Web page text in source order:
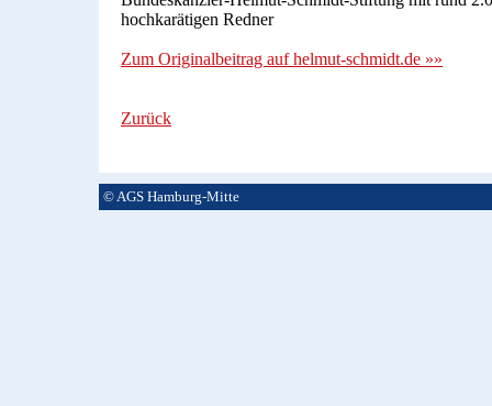
hochkarätigen Redner
Zum Originalbeitrag auf helmut-schmidt.de »»
Zurück
© AGS Hamburg-Mitte